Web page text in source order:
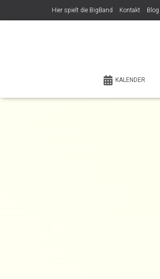
Hier spielt die BigBand Kontakt Blog
KALENDER